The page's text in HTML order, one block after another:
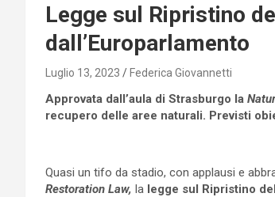
Legge sul Ripristino
dall’Europarlamento
Luglio 13, 2023 Federica Giovannetti
Approvata dall’aula di Strasburgo la
recupero delle aree naturali. Previsti
Quasi un tifo da stadio, con applausi e
Restoration Law, la legge sul Ripristino